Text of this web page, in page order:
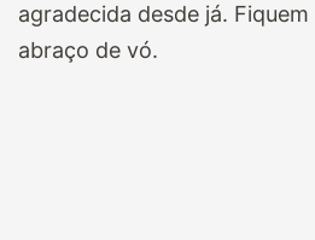
agradecida desde já.
abraço de vó.